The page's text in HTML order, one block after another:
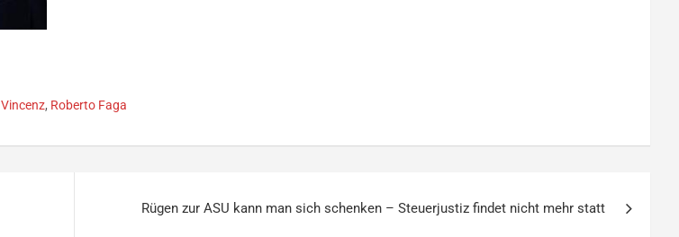
, Roberto Faga
Rügen zur ASU kann man sich schenken – Steuerjustiz findet nicht mehr statt